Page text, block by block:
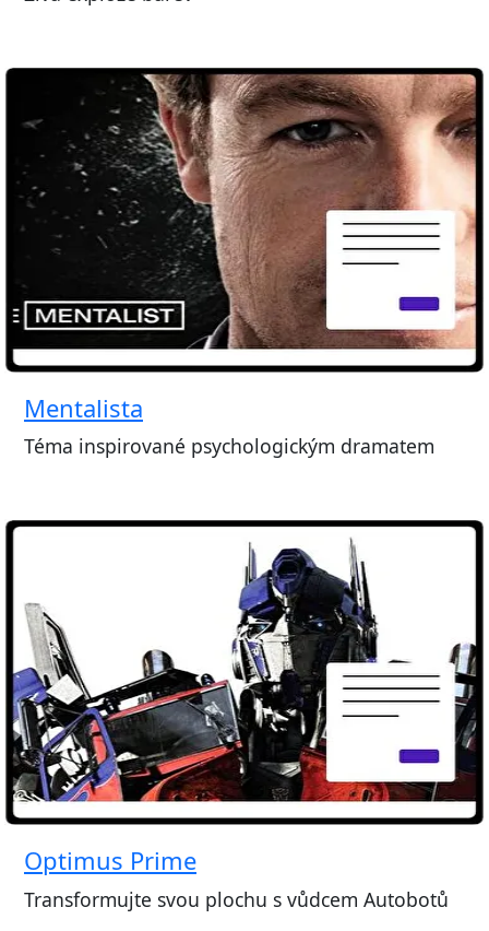
Mentalista
Téma inspirované psychologickým dramatem
Optimus Prime
Transformujte svou plochu s vůdcem Autobotů